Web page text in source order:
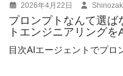
2026年4月22日
プロンプトなんて選
トエンジニアリングを
目次AIエージェントでプロ